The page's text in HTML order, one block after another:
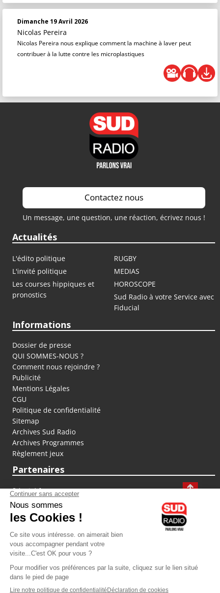
Dimanche 19 Avril 2026
Nicolas Pereira
Nicolas Pereira nous explique comment la machine à laver peut
contribuer à la lutte contre les microplastiques
Contactez nous
Un message, une question, une réaction, écrivez nous !
Actualités
L'édito politique
RUGBY
L'invité politique
MEDIAS
Les courses hippiques et
pronostics
HOROSCOPE
Sud Radio à votre Service avec
Fiducial
Informations
Dossier de presse
QUI SOMMES-NOUS ?
Comment nous rejoindre ?
Publicité
Mentions Légales
CGU
Politique de confidentialité
Sitemap
Archives Sud Radio
Archives Programmes
Règlement jeux
Partenaires
fiducial.fr
lyoncapitale.fr
olympique-et-lyonnais.com
L'application Iphone / Android
Téléchargez l'application
Les cookies